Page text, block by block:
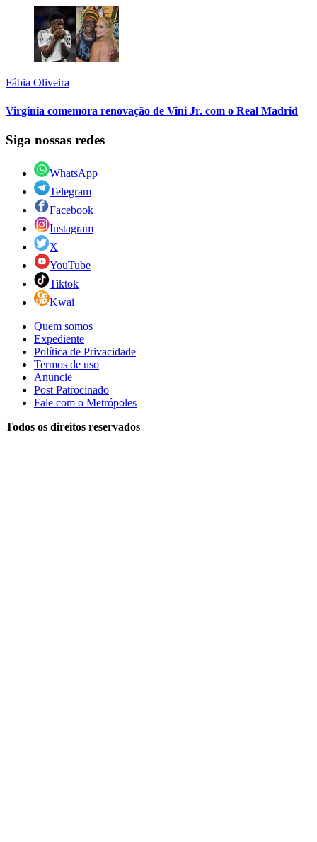
Fábia Oliveira
Virginia comemora renovação de Vini Jr. com o Real Madrid
Siga nossas redes
WhatsApp
Telegram
Facebook
Instagram
X
YouTube
Tiktok
Kwai
Quem somos
Expediente
Política de Privacidade
Termos de uso
Anuncie
Post Patrocinado
Fale com o Metrópoles
Todos os direitos reservados